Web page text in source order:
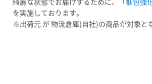
を実施しております。
※出荷元 が 物流倉庫(自社)の商品が対象と